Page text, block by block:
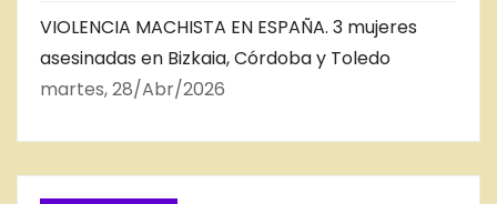
VIOLENCIA MACHISTA EN ESPAÑA. 3 mujeres
asesinadas en Bizkaia, Córdoba y Toledo
martes, 28/Abr/2026